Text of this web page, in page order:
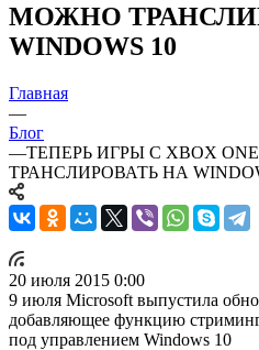
МОЖНО
WINDOWS 10
Главная
—
Блог
—ТЕПЕРЬ ИГРЫ С XBOX
ТРАНСЛИРОВАТЬ НА
20 июля 2015 0:00
9 июля Microsoft выпустила
добавляющее функцию
под управлением Windows 10